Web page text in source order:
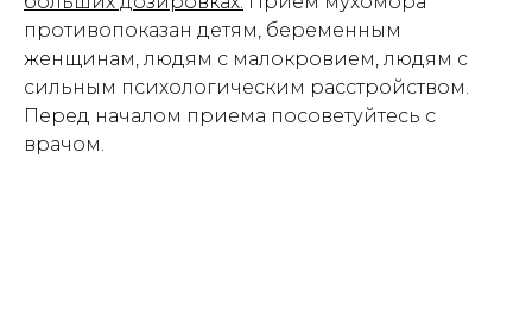
противопоказан детям, беременным
женщинам, людям с малокровием, людям с
сильным психологическим расстройством.
Перед началом приема посоветуйтесь с
врачом.